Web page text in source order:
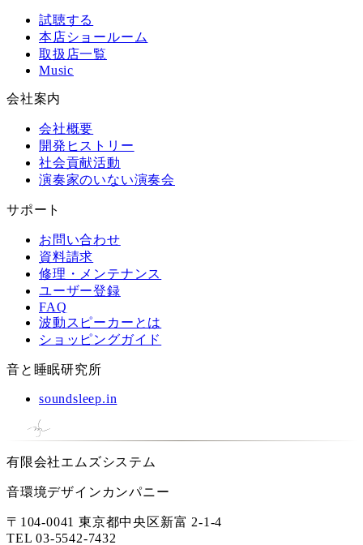
試聴する
本店ショールーム
取扱店一覧
Music
会社案内
会社概要
開発ヒストリー
社会貢献活動
演奏家のいない演奏会
サポート
お問い合わせ
資料請求
修理・メンテナンス
ユーザー登録
FAQ
波動スピーカーとは
ショッピングガイド
音と睡眠研究所
soundsleep.in
有限会社エムズシステム
音環境デザインカンパニー
〒104-0041 東京都中央区新富 2-1-4
TEL03-5542-7432